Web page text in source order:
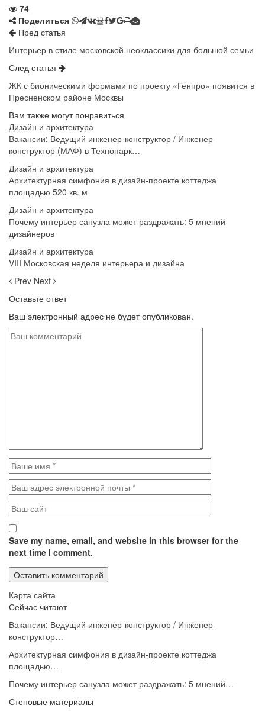
74
Поделиться
Пред статья
Интерьер в стиле московской неоклассики для большой семьи
След статья
ЖК с бионическими формами по проекту «Генпро» появится в
Пресненском районе Москвы
Вам также могут понравиться
Дизайн и архитектура
Вакансии: Ведущий инженер-конструктор / Инженер-
конструктор (МАФ) в Технопарк…
Дизайн и архитектура
Архитектурная симфония в дизайн-проекте коттеджа
площадью 520 кв. м
Дизайн и архитектура
Почему интерьер санузла может раздражать: 5 мнений
дизайнеров
Дизайн и архитектура
VIII Московская неделя интерьера и дизайна
Prev Next
Оставьте ответ
Ваш электронный адрес не будет опубликован.
Save my name, email, and website in this browser for the
next time I comment.
Карта сайта
Сейчас читают
Вакансии: Ведущий инженер-конструктор / Инженер-
конструктор…
Архитектурная симфония в дизайн-проекте коттеджа
площадью…
Почему интерьер санузла может раздражать: 5 мнений…
Стеновые материалы